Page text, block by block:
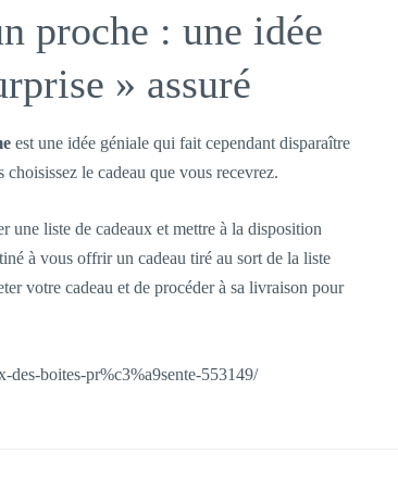
proche : une idée
» assuré
est une idée géniale qui fait cependant disparaître
le cadeau que vous recevrez.
une liste de cadeaux et mettre à la disposition
à vous offrir un cadeau tiré au sort de la liste
votre cadeau et de procéder à sa livraison pour
des-boites-pr%c3%a9sente-553149/